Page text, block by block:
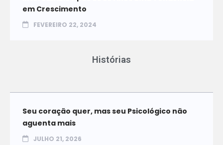
em Crescimento
FEVEREIRO 22, 2024
Histórias
Seu coração quer, mas seu Psicológico não
aguenta mais
JULHO 21, 2026